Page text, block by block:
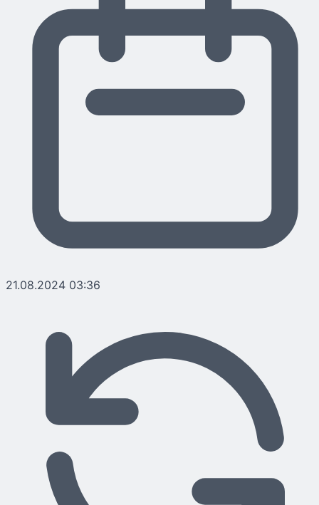
21.08.2024 03:36